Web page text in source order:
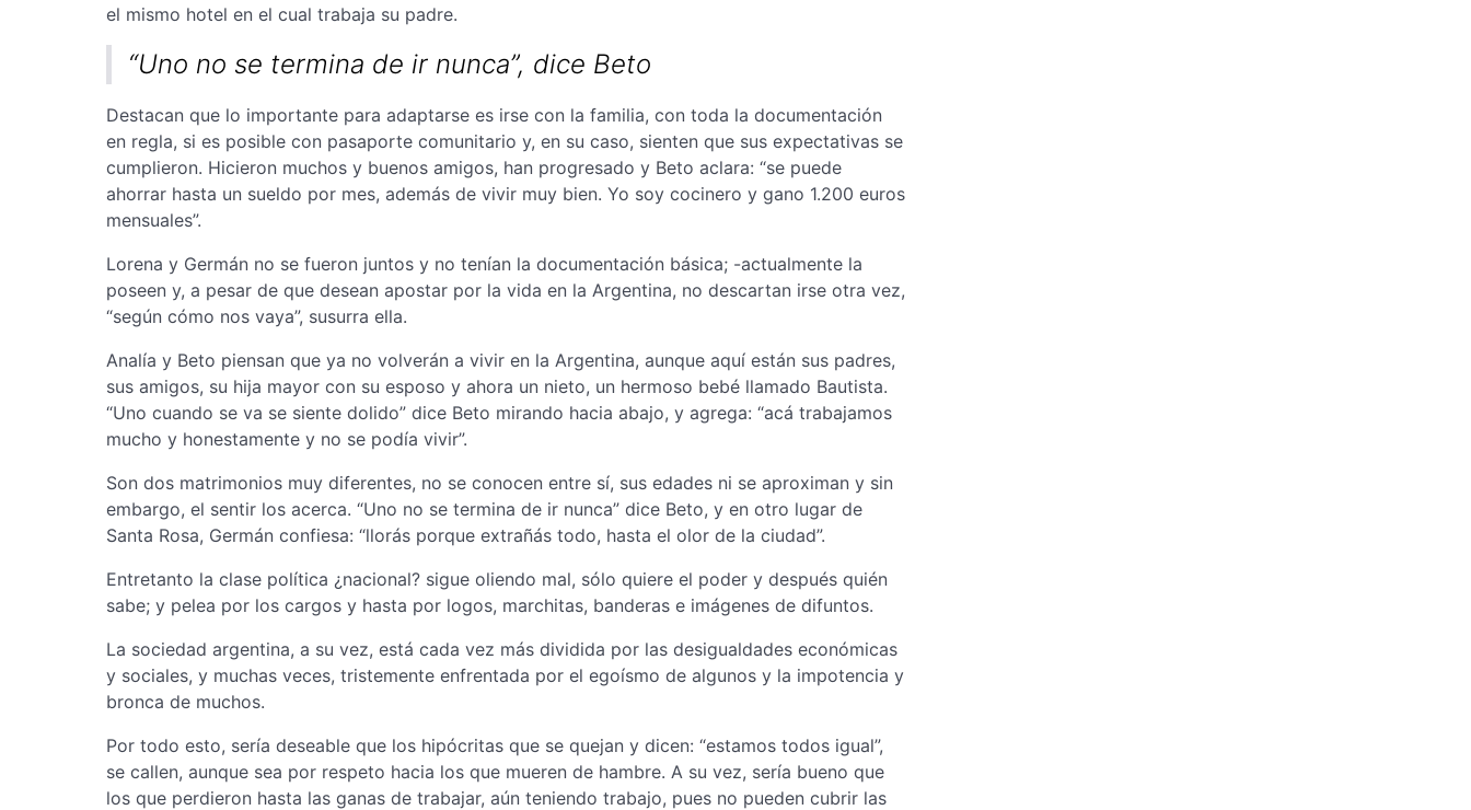
el mismo hotel en el cual trabaja su padre.
“Uno no se termina de ir nunca”, dice Beto
Destacan que lo importante para adaptarse es irse con la familia, con toda la documentación
en regla, si es posible con pasaporte comunitario y, en su caso, sienten que sus expectativas se
cumplieron. Hicieron muchos y buenos amigos, han progresado y Beto aclara: “se puede
ahorrar hasta un sueldo por mes, además de vivir muy bien. Yo soy cocinero y gano 1.200 euros
mensuales”.
Lorena y Germán no se fueron juntos y no tenían la documentación básica; -actualmente la
poseen y, a pesar de que desean apostar por la vida en la Argentina, no descartan irse otra vez,
“según cómo nos vaya”, susurra ella.
Analía y Beto piensan que ya no volverán a vivir en la Argentina, aunque aquí están sus padres,
sus amigos, su hija mayor con su esposo y ahora un nieto, un hermoso bebé llamado Bautista.
“Uno cuando se va se siente dolido” dice Beto mirando hacia abajo, y agrega: “acá trabajamos
mucho y honestamente y no se podía vivir”.
Son dos matrimonios muy diferentes, no se conocen entre sí, sus edades ni se aproximan y sin
embargo, el sentir los acerca. “Uno no se termina de ir nunca” dice Beto, y en otro lugar de
Santa Rosa, Germán confiesa: “llorás porque extrañás todo, hasta el olor de la ciudad”.
Entretanto la clase política ¿nacional? sigue oliendo mal, sólo quiere el poder y después quién
sabe; y pelea por los cargos y hasta por logos, marchitas, banderas e imágenes de difuntos.
La sociedad argentina, a su vez, está cada vez más dividida por las desigualdades económicas
y sociales, y muchas veces, tristemente enfrentada por el egoísmo de algunos y la impotencia y
bronca de muchos.
Por todo esto, sería deseable que los hipócritas que se quejan y dicen: “estamos todos igual”,
se callen, aunque sea por respeto hacia los que mueren de hambre. A su vez, sería bueno que
los que perdieron hasta las ganas de trabajar, aún teniendo trabajo, pues no pueden cubrir las